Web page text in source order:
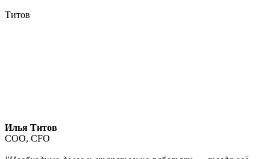
Титов
Илья Титов
COO, CFO